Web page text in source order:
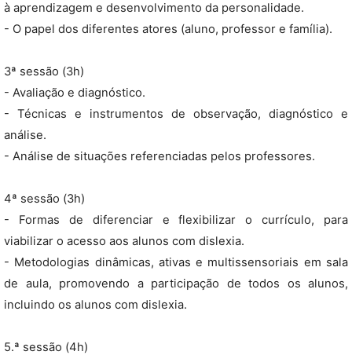
à aprendizagem e desenvolvimento da personalidade.
- O papel dos diferentes atores (aluno, professor e família).
3ª sessão (3h)
- Avaliação e diagnóstico.
- Técnicas e instrumentos de observação, diagnóstico e
análise.
- Análise de situações referenciadas pelos professores.
4ª sessão (3h)
- Formas de diferenciar e flexibilizar o currículo, para
viabilizar o acesso aos alunos com dislexia.
- Metodologias dinâmicas, ativas e multissensoriais em sala
de aula, promovendo a participação de todos os alunos,
incluindo os alunos com dislexia.
5.ª sessão (4h)